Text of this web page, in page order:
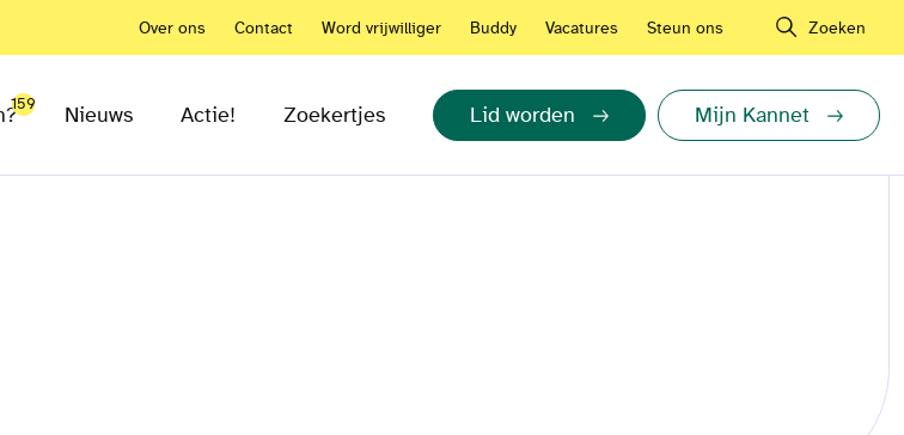
Over ons Contact Word vrijwilliger Buddy Vacatures Steun ons Zoeken
159 Nieuws Actie! Zoekertjes Lid worden Mijn Kannet